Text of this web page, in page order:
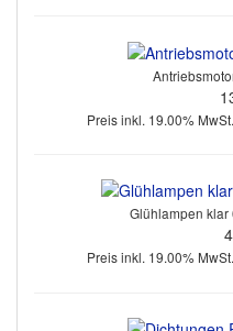
Preis inkl. 19.00%
Glühlampen klar
Preis inkl. 19.00%